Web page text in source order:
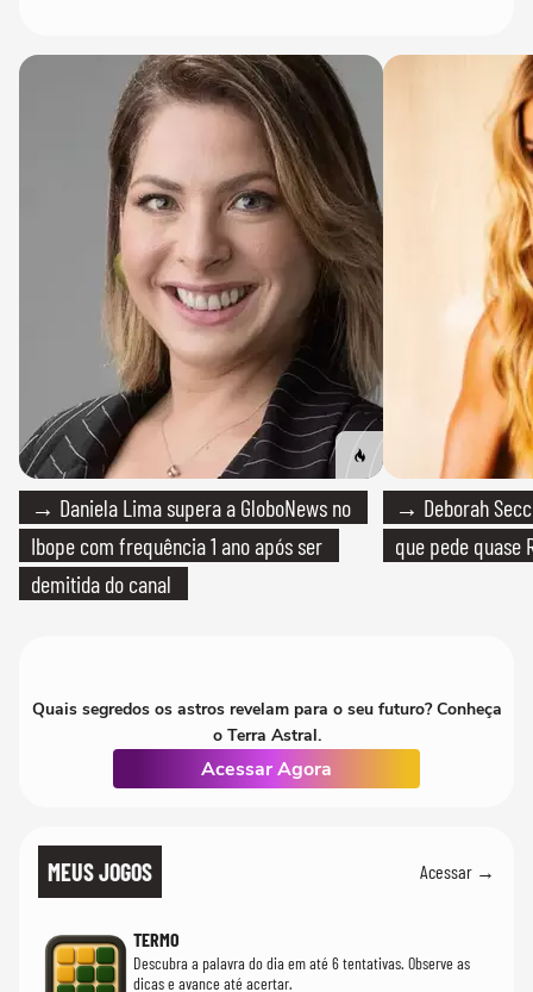
→ Daniela Lima supera a GloboNews no
Ibope com frequência 1 ano após ser
demitida do canal
→ Deborah
que pede quase
Quais segredos os astros revelam para o seu futuro? Conheça
o Terra Astral.
Acessar Agora
MEUS JOGOS Acessar →
TERMO
Descubra a palavra do dia em até 6 tentativas. Observe as
dicas e avance até acertar.